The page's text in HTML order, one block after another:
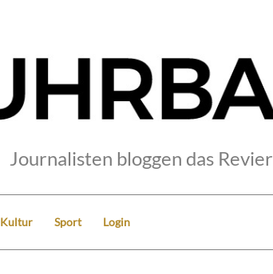
Journalisten bloggen das Revier
Kultur Sport Login